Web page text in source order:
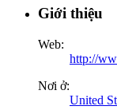
Giới thiệu
Web:
http://
Nơi ở:
United